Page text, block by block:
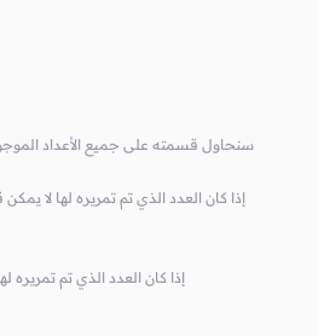
# سنحاول قسمته على جميع الأعداد الموجودة إبتداءاً من الرقم 2 إلى
# إذا كان العدد الذي تم تمريره لها لا يمكن قسمته على أي رقم
# إذا كان العدد الذي تم تمريره لها يمكن